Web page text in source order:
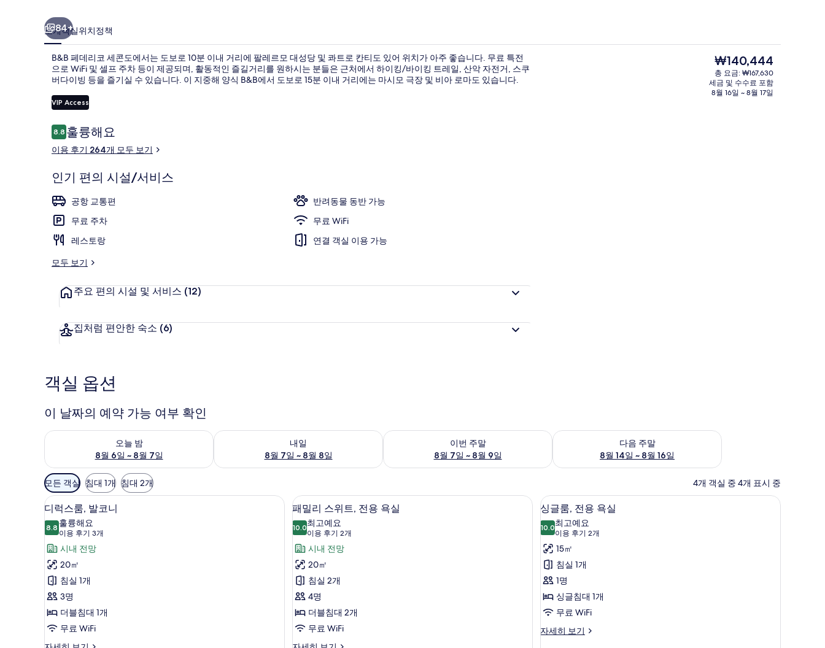
고급 침구, 오리/거위털 이불, 메모리
84+
소개객실위치정책
B&B 페데리코 세콘도에서는 도보로 10분 이내 거리에 팔레르모 대성당 및 콰트로 칸티도 있어 위치가 아주 좋습니다. 무료 특전
으로 WiFi 및 셀프 주차 등이 제공되며, 활동적인 즐길거리를 원하시는 분들은 근처에서 하이킹/바이킹 트레일, 산악 자전거, 스쿠
버다이빙 등을 즐기실 수 있습니다. 이 지중해 양식 B&B에서 도보로 15분 이내 거리에는 마시모 극장 및 비아 로마도 있습니다.
VIP Access
이
용
후
8.810점 만점 중 8.8점.
훌륭해요
이용 후기 264개 모두 보기
인기 편의 시설/서비스
공항 교통편
반려동물 동반 가능
무료 주차
무료 WiFi
레스토랑
연결 객실 이용 가능
모두 보기
주요 편의 시설 및 서비스 (12)
집처럼 편안한 숙소 (6)
현
재
가
격
₩140,444
총 요금: ₩167,630
세금 및 수수료 포함
8월 16일 ~ 8월 17일
객실 옵션
이 날짜의 예약 가능 여부 확인
오늘 밤
8월 6일 ~ 8월 7일
오늘 밤 예약 가능 여부 확인, 8월 6일 ~ 8월 7일
내일
8월 7일 ~ 8월 8일
내일 예약 가능 여부 확인, 8월 7일 ~ 8월 8일
이번 주말
8월 7일 ~ 8월 9일
이번 주말 예약 가능 여부 확인, 8월 7일 ~ 8월 9일
다음 주말
8월 14일 ~ 8월 16일
다음 주말 예약 가능 여부 확인, 8월 14일 ~ 8월 16일
객
실
에
사
용
가
능
한
필
터
모든 객실 침대 1개 침대 2개 4개 객실 중 4개 표시 중
디
럭
스
룸,
발
코
니
사
진
디럭스룸, 발코니 | 고급 침구, 오리/거위털 이불, 메모리폼 침대, 미니바
16
디럭스룸, 발코니
8.88.8점 만점 중 10점
훌륭해요
이용 후기 3개
(이
용
후
기
3
개)
시내 전망
20㎡
침실 1개
3명
더블침대 1개
무료 WiFi
패
밀
리
스
위
트,
전
용
욕
고급 침구, 오리/거위털 이불, 메모리폼 침대, 미니바
20
패밀리 스위트, 전용 욕실
10.010.0점 만점 중 10점
최고예요
이용 후기 2개
(이
용
후
기
2
개)
시내 전망
20㎡
침실 2개
4명
더블침대 2개
무료 WiFi
싱
글
룸,
전
용
욕
실
사
진
고급 침구, 오리/거위털 이불, 메모리폼 침대,
14
싱글룸, 전용 욕실
10.010.0점 만점 중 10점
최고예요
이용 후기 2개
(이
용
후
기
2
개)
15㎡
침실 1개
1명
싱글침대 1개
무료 WiFi
자세히 보기
싱